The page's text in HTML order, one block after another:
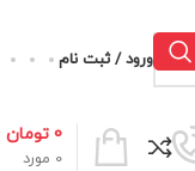
ورود / ثبت نام
0 مورد
0 تومان